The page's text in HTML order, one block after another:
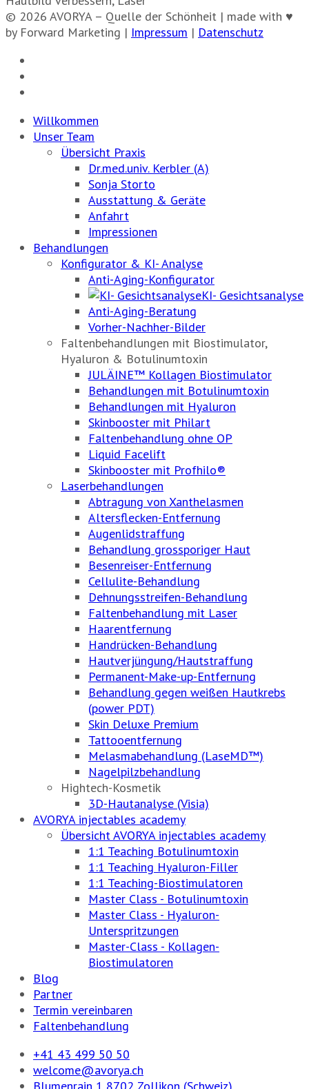
© 2026 AVORYA – Quelle der Schönheit | made with ♥
by Forward Marketing | Impressum | Datenschutz
Willkommen
Unser Team
Übersicht Praxis
Dr.med.univ. Kerbler (A)
Sonja Storto
Ausstattung & Geräte
Anfahrt
Impressionen
Behandlungen
Konfigurator & KI- Analyse
Anti-Aging-Konfigurator
KI- Gesichtsanalyse
Anti-Aging-Beratung
Vorher-Nachher-Bilder
Faltenbehandlungen mit Biostimulator,
Hyaluron & Botulinumtoxin
JULÄINE™ Kollagen Biostimulator
Behandlungen mit Botulinumtoxin
Behandlungen mit Hyaluron
Skinbooster mit Philart
Faltenbehandlung ohne OP
Liquid Facelift
Skinbooster mit Profhilo®
Laserbehandlungen
Abtragung von Xanthelasmen
Altersflecken-Entfernung
Augenlidstraffung
Behandlung grossporiger Haut
Besenreiser-Entfernung
Cellulite-Behandlung
Dehnungsstreifen-Behandlung
Faltenbehandlung mit Laser
Haarentfernung
Handrücken-Behandlung
Hautverjüngung/Hautstraffung
Permanent-Make-up-Entfernung
Behandlung gegen weißen Hautkrebs
(power PDT)
Skin Deluxe Premium
Tattooentfernung
Melasmabehandlung (LaseMD™)
Nagelpilzbehandlung
Hightech-Kosmetik
3D-Hautanalyse (Visia)
AVORYA injectables academy
Übersicht AVORYA injectables academy
1:1 Teaching Botulinumtoxin
1:1 Teaching Hyaluron-Filler
1:1 Teaching-Biostimulatoren
Master Class - Botulinumtoxin
Master Class - Hyaluron-
Unterspritzungen
Master-Class - Kollagen-
Biostimulatoren
Blog
Partner
Termin vereinbaren
Faltenbehandlung
+41 43 499 50 50
welcome@avorya.ch